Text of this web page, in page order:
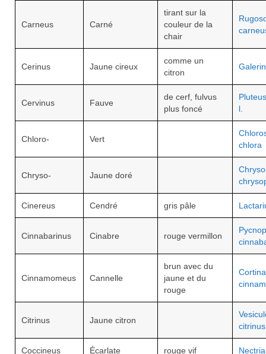
Carneus Carné
tirant sur la
couleur de la
chair
Cerinus Jaune cireux
comme un
citron
Cervinus Fauve
de cerf, fulvus
plus foncé
l.
Chloro- Vert
chlora
Chryso- Jaune doré
Cinereus Cendré gris pâle
Cinnabarinus Cinabre rouge vermillon
Cinnamomeus Cannelle
brun avec du
jaune et du
rouge
Citrinus Jaune citron
citrinus
Coccineus Écarlate rouge vif